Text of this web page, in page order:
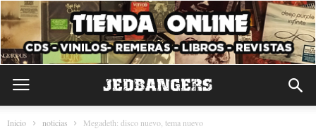
Inicio noticias Megadeth: disco nuevo, tema nuevo